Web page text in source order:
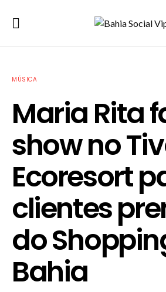
MÚSICA
Maria Rita
show no
Ecoresort
clientes
do
Bahia